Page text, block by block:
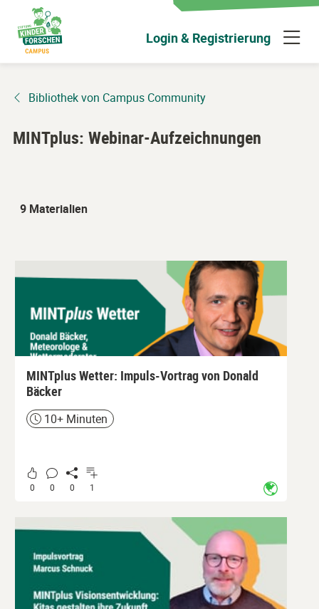
Hauptinhalt
wechseln
Login & Registrierung
Bibliothek von Campus Community
MINTplus: Webinar-Aufzeichnungen
9 Materialien
MINTplus Wetter: Impuls-Vortrag von Donald
Bäcker
Zeit10+ Minuten
0 0 0 1